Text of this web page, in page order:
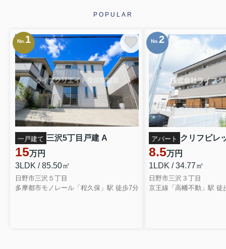
POPULAR
No.1
一戸建て 三沢5丁目戸建 A
15万円
3LDK / 85.50㎡
日野市三沢５丁目
多摩都市モノレール「程久保」駅 徒歩7分
No.2
アパート クリフビレ
8.5万円
1LDK / 34.77㎡
日野市三沢３丁目
京王線「高幡不動」駅 徒